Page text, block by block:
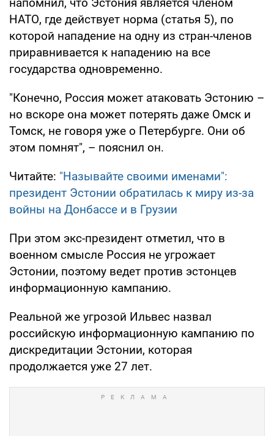
НАТО, где действует норма (статья 5), по
которой нападение на одну из стран-членов
приравнивается к нападению на все
государства одновременно.
"Конечно, Россия может атаковать Эстонию –
но вскоре она может потерять даже Омск и
Томск, не говоря уже о Петербурге. Они об
этом помнят", – пояснил он.
Читайте: "Называйте своими именами":
президент Эстонии обратилась к миру из-за
войны на Донбассе и в Грузии
При этом экс-президент отметил, что в
военном смысле Россия не угрожает
Эстонии, поэтому ведет против эстонцев
информационную кампанию.
Реальной же угрозой Ильвес назвал
российскую информационную кампанию по
дискредитации Эстонии, которая
продолжается уже 27 лет.